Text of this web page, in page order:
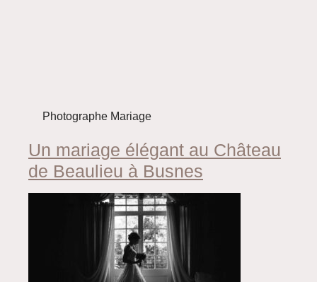
Photographe Mariage
Un mariage élégant au Château
de Beaulieu à Busnes